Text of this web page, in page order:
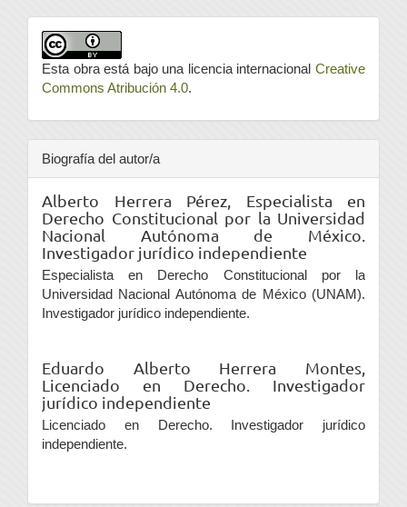
Esta obra está bajo una licencia internacional Creative
Commons Atribución 4.0.
Biografía del autor/a
Alberto Herrera Pérez, Especialista en
Derecho Constitucional por la Universidad
Nacional Autónoma de México.
Investigador jurídico independiente
Especialista en Derecho Constitucional por la
Universidad Nacional Autónoma de México (UNAM).
Investigador jurídico independiente.
Eduardo Alberto Herrera Montes,
Licenciado en Derecho. Investigador
jurídico independiente
Licenciado en Derecho. Investigador jurídico
independiente.